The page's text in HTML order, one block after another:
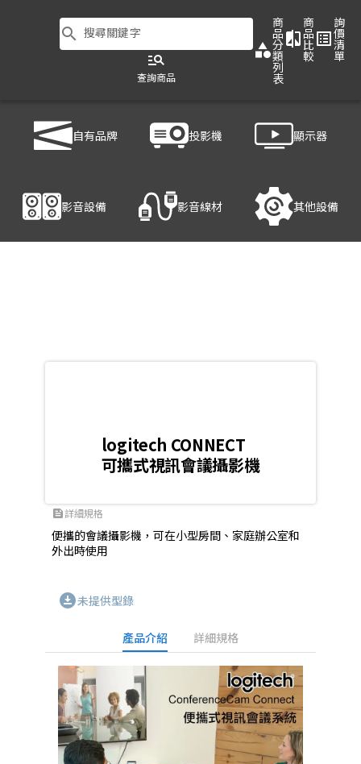
search 搜尋關鍵字
manage_search
查詢商品
category
商
品
分
類
列
表
compare
商
品
比
較
list_alt
詢
價
清
單
自有品牌 投影機 顯示器
影音設備 影音線材 其他設備
logitech CONNECT
logitech CONNECT
可攜式視訊會議攝影機
feed詳細規格
便攜的會議攝影機，可在小型房間、家庭辦公室和
外出時使用
download_for_offline未提供型錄
產品介紹 詳細規格